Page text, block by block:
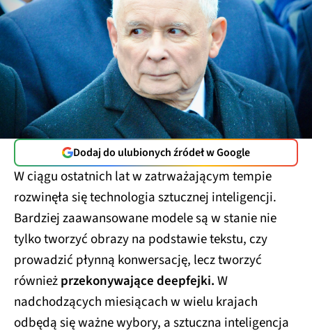
Dodaj do ulubionych źródeł w Google
W ciągu ostatnich lat w zatrważającym tempie
rozwinęła się technologia sztucznej inteligencji.
Bardziej zaawansowane modele są w stanie nie
tylko tworzyć obrazy na podstawie tekstu, czy
prowadzić płynną konwersację, lecz tworzyć
równieżprzekonywające deepfejki.W
nadchodzących miesiącach w wielu krajach
odbędą się ważne wybory, a sztuczna inteligencja